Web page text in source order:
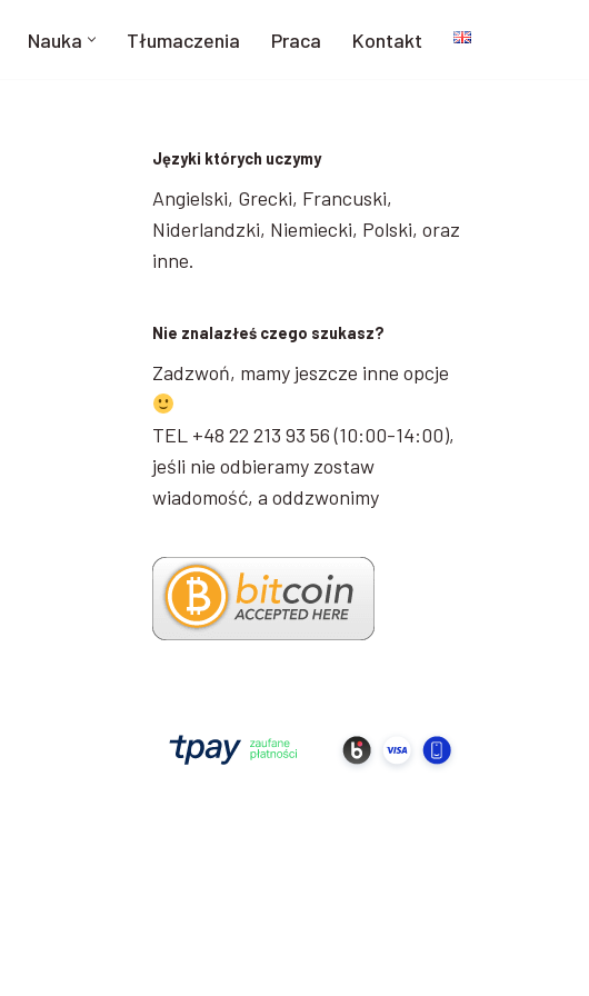
Nauka Tłumaczenia Praca Kontakt
Języki których uczymy
Angielski, Grecki, Francuski,
Niderlandzki, Niemiecki, Polski, oraz
inne.
Nie znalazłeś czego szukasz?
Zadzwoń, mamy jeszcze inne opcje
TEL +48 22 213 93 56 (10:00-14:00),
jeśli nie odbieramy zostaw
wiadomość, a oddzwonimy